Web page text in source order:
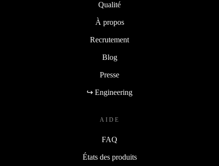
Qualité
À propos
Recrutement
Blog
Presse
↪ Engineering
AIDE
FAQ
États des produits